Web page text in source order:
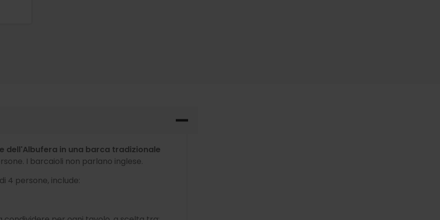
dell'Albufera in una barca tradizionale
I barcaioli non parlano inglese.
4 persone, include: